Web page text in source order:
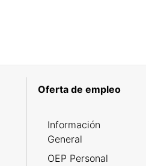
Oferta de empleo
Información
General
OEP Personal